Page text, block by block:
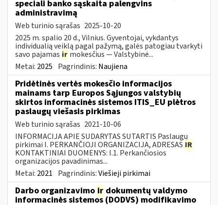
speciali banko sąskaita palengvins
administravimą
Web turinio sąrašas 2025-10-20
2025 m. spalio 20 d., Vilnius. Gyventojai, vykdantys
individualią veiklą pagal pažymą, galės patogiau tvarkyti
savo pajamas ir mokesčius — Valstybinė...
Metai: 2025 Pagrindinis: Naujiena
Pridėtinės vertės mokesčio informacijos
mainams tarp Europos Sąjungos valstybių
skirtos informacinės sistemos ITIS_EU plėtros
paslaugų viešasis pirkimas
Web turinio sąrašas 2021-10-06
INFORMACIJA APIE SUDARYTAS SUTARTIS Paslaugų
pirkimai I. PERKANČIOJI ORGANIZACIJA, ADRESAS IR
KONTAKTINIAI DUOMENYS: I.1. Perkančiosios
organizacijos pavadinimas...
Metai: 2021 Pagrindinis:Viešieji pirkimai
Darbo organizavimo ir dokumentų valdymo
informacinės sistemos (DODVS) modifikavimo